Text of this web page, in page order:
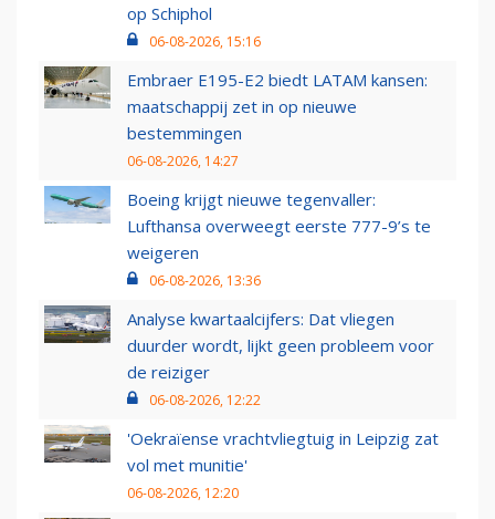
op Schiphol
06-08-2026, 15:16
Embraer E195-E2 biedt LATAM kansen:
maatschappij zet in op nieuwe
bestemmingen
06-08-2026, 14:27
Boeing krijgt nieuwe tegenvaller:
Lufthansa overweegt eerste 777-9’s te
weigeren
06-08-2026, 13:36
Analyse kwartaalcijfers: Dat vliegen
duurder wordt, lijkt geen probleem voor
de reiziger
06-08-2026, 12:22
'Oekraïense vrachtvliegtuig in Leipzig zat
vol met munitie'
06-08-2026, 12:20